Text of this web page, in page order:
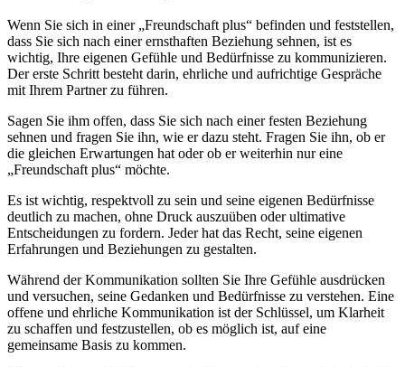
Wenn Sie sich in einer „Freundschaft plus“ befinden und feststellen,
dass Sie sich nach einer ernsthaften Beziehung sehnen, ist es
wichtig, Ihre eigenen Gefühle und Bedürfnisse zu kommunizieren.
Der erste Schritt besteht darin, ehrliche und aufrichtige Gespräche
mit Ihrem Partner zu führen.
Sagen Sie ihm offen, dass Sie sich nach einer festen Beziehung
sehnen und fragen Sie ihn, wie er dazu steht. Fragen Sie ihn, ob er
die gleichen Erwartungen hat oder ob er weiterhin nur eine
„Freundschaft plus“ möchte.
Es ist wichtig, respektvoll zu sein und seine eigenen Bedürfnisse
deutlich zu machen, ohne Druck auszuüben oder ultimative
Entscheidungen zu fordern. Jeder hat das Recht, seine eigenen
Erfahrungen und Beziehungen zu gestalten.
Während der Kommunikation sollten Sie Ihre Gefühle ausdrücken
und versuchen, seine Gedanken und Bedürfnisse zu verstehen. Eine
offene und ehrliche Kommunikation ist der Schlüssel, um Klarheit
zu schaffen und festzustellen, ob es möglich ist, auf eine
gemeinsame Basis zu kommen.